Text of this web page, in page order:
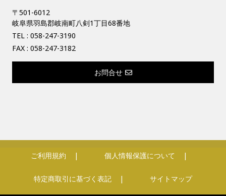
〒501-6012
岐阜県羽島郡岐南町八剣1丁目68番地
TEL : 058-247-3190
FAX : 058-247-3182
お問合せ
ご利用規約 個人情報保護について
特定商取引に基づく表記 サイトマップ